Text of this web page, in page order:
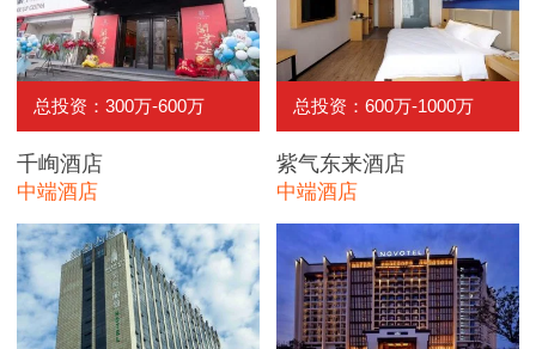
总投资：300万-600万
千峋酒店
中端酒店
总投资：600万-1000万
紫气东来酒店
中端酒店